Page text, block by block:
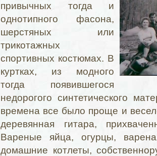
привычных тогда и
однотипного фасона,
шерстяных или
трикотажных
спортивных костюмах. В
куртках, из модного
тогда появившегося
недорогого синтетического
времена все было проще и
деревянная гитара,
Вареные яйца, огурцы,
домашние котлеты,